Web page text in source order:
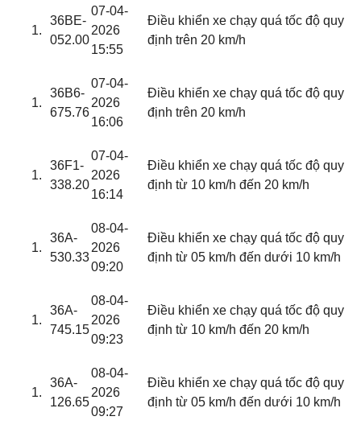
36BE-
052.00
07-04-
2026
15:55
Điều khiển xe chạy quá tốc độ quy
định trên 20 km/h
36B6-
675.76
07-04-
2026
16:06
Điều khiển xe chạy quá tốc độ quy
định trên 20 km/h
36F1-
338.20
07-04-
2026
16:14
Điều khiển xe chạy quá tốc độ quy
định từ 10 km/h đến 20 km/h
36A-
530.33
08-04-
2026
09:20
Điều khiển xe chạy quá tốc độ quy
định từ 05 km/h đến dưới 10 km/h
36A-
745.15
08-04-
2026
09:23
Điều khiển xe chạy quá tốc độ quy
định từ 10 km/h đến 20 km/h
36A-
126.65
08-04-
2026
09:27
Điều khiển xe chạy quá tốc độ quy
định từ 05 km/h đến dưới 10 km/h